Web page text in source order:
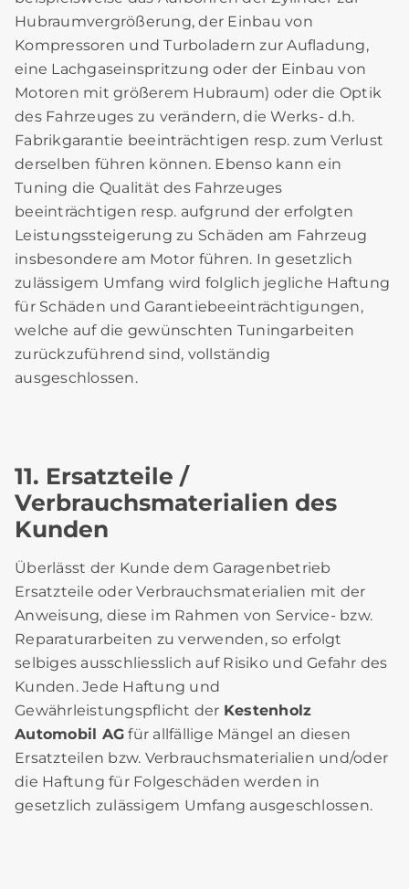
Hubraumvergrößerung, der Einbau von
Kompressoren und Turboladern zur Aufladung,
eine Lachgaseinspritzung oder der Einbau von
Motoren mit größerem Hubraum) oder die Optik
des Fahrzeuges zu verändern, die Werks- d.h.
Fabrikgarantie beeinträchtigen resp. zum Verlust
derselben führen können. Ebenso kann ein
Tuning die Qualität des Fahrzeuges
beeinträchtigen resp. aufgrund der erfolgten
Leistungssteigerung zu Schäden am Fahrzeug
insbesondere am Motor führen. In gesetzlich
zulässigem Umfang wird folglich jegliche Haftung
für Schäden und Garantiebeeinträchtigungen,
welche auf die gewünschten Tuningarbeiten
zurückzuführend sind, vollständig
ausgeschlossen.
11. Ersatzteile /
Verbrauchsmaterialien des
Kunden
Überlässt der Kunde dem Garagenbetrieb
Ersatzteile oder Verbrauchsmaterialien mit der
Anweisung, diese im Rahmen von Service- bzw.
Reparaturarbeiten zu verwenden, so erfolgt
selbiges ausschliesslich auf Risiko und Gefahr des
Kunden. Jede Haftung und
Gewährleistungspflicht der Kestenholz
Automobil AG für allfällige Mängel an diesen
Ersatzteilen bzw. Verbrauchsmaterialien und/oder
die Haftung für Folgeschäden werden in
gesetzlich zulässigem Umfang ausgeschlossen.